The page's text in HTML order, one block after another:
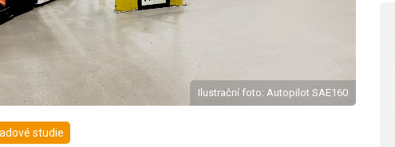
Ilustrační foto: Autopilot SAE160
studie